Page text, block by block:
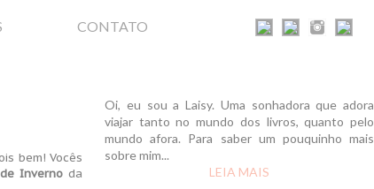
CONTATO
bem! Vocês
Invernoda
Oi, eu sou a Laisy. Uma sonhadora que adora
viajar tanto no mundo dos livros, quanto pelo
mundo afora. Para saber um pouquinho mais
sobre mim...
LEIA MAIS